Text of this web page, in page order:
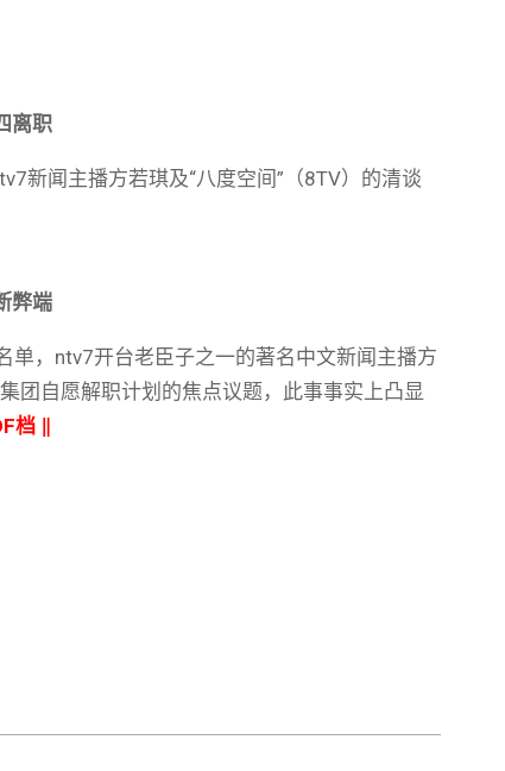
离职
新闻主播方若琪及“八度空间”（8TV）的清谈
弊端
单，ntv7开台老臣子之一的著名中文新闻主播方
团自愿解职计划的焦点议题，此事事实上凸显
档